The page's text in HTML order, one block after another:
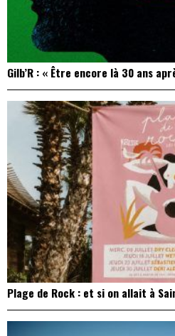
Gilb’R : « Être encore là 30 ans
Plage de Rock : et si on allait à